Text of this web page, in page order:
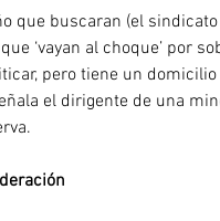
que buscaran (el
‘vayan al choque’ por
pero tiene un
el dirigente de una